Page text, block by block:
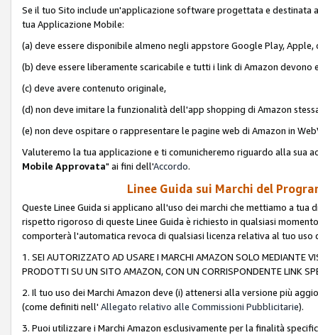
Se il tuo Sito include un'applicazione software progettata e
tua Applicazione Mobile:
(a) deve essere disponibile almeno negli appstore Google Play, Apple,
(b) deve essere liberamente scaricabile e tutti i link di Amazon devono
(c) deve avere contenuto originale,
(d) non deve imitare la funzionalità dell'app shopping di Amazon
(e) non deve ospitare o rappresentare le pagine web di Amazon in
Valuteremo la tua applicazione e ti comunicheremo riguardo alla sua
Mobile Approvata" ai fini dell'Accordo.
Linee Guida sui Marchi del
Queste Linee Guida si applicano all'uso dei marchi che mettiamo a
rispetto rigoroso di queste Linee Guida è richiesto in qualsiasi
comporterà l'automatica revoca di qualsiasi licenza relativa al tuo uso
1. SEI AUTORIZZATO AD USARE I MARCHI AMAZON SOLO MEDIANTE
PRODOTTI SU UN SITO AMAZON, CON UN CORRISPONDENTE LINK
2. Il tuo uso dei Marchi Amazon deve (i) attenersi alla versione più
(come definiti nell' Allegato relativo alle Commissioni Pubblicitarie).
3. Puoi utilizzare i Marchi Amazon esclusivamente per la finalità